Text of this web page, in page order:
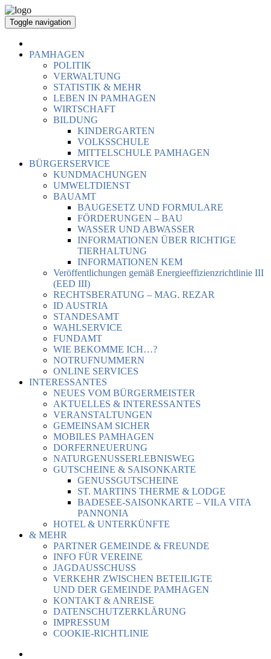
Toggle navigation
PAMHAGEN
POLITIK
VERWALTUNG
STATISTIK & MEHR
LEBEN IN PAMHAGEN
WIRTSCHAFT
BILDUNG
KINDERGARTEN
VOLKSSCHULE
MITTELSCHULE PAMHAGEN
BÜRGERSERVICE
KUNDMACHUNGEN
UMWELTDIENST
BAUAMT
BAUGESETZ UND FORMULARE
FÖRDERUNGEN – BAU
WASSER UND ABWASSER
INFORMATIONEN ÜBER RICHTIGE
TIERHALTUNG
INFORMATIONEN KEM
Veröffentlichungen gemäß Energieeffizienzrichtlinie III
(EED III)
RECHTSBERATUNG – MAG. REZAR
ID AUSTRIA
STANDESAMT
WAHLSERVICE
FUNDAMT
WIE BEKOMME ICH…?
NOTRUFNUMMERN
ONLINE SERVICES
INTERESSANTES
NEUES VOM BÜRGERMEISTER
AKTUELLES & INTERESSANTES
VERANSTALTUNGEN
GEMEINSAM SICHER
MOBILES PAMHAGEN
DORFERNEUERUNG
NATURGENUSSERLEBNISWEG
GUTSCHEINE & SAISONKARTE
GENUSSGUTSCHEINE
ST. MARTINS THERME & LODGE
BADESEE-SAISONKARTE – VILA VITA
PANNONIA
HOTEL & UNTERKÜNFTE
& MEHR
PARTNER GEMEINDE & FREUNDE
INFO FÜR VEREINE
JAGDAUSSCHUSS
VERKEHR ZWISCHEN BETEILIGTE
UND DER GEMEINDE PAMHAGEN
KONTAKT & ANREISE
DATENSCHUTZERKLÄRUNG
IMPRESSUM
COOKIE-RICHTLINIE